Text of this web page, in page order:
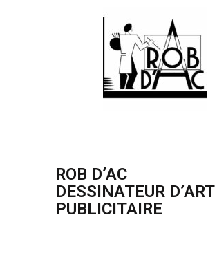
ROB D’AC
DESSINATEUR D’ART
PUBLICITAIRE